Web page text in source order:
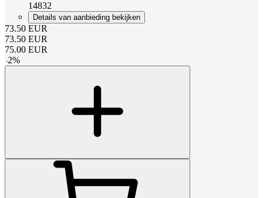
14832
Details van aanbieding bekijken
73.50 EUR
73.50 EUR
75.00 EUR
-2%